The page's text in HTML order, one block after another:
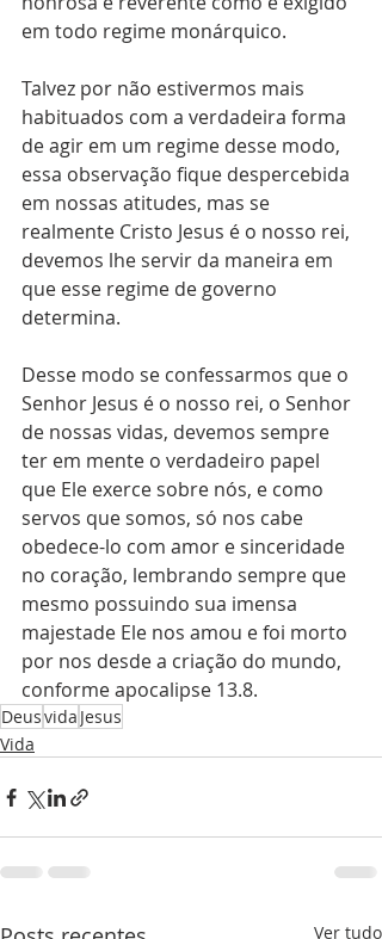
em todo regime monárquico.
Talvez por não estivermos mais
habituados com a verdadeira forma
de agir em um regime desse modo,
essa observação fique despercebida
em nossas atitudes, mas se
realmente Cristo Jesus é o nosso rei,
devemos lhe servir da maneira em
que esse regime de governo
determina.
Desse modo se confessarmos que o
Senhor Jesus é o nosso rei, o Senhor
de nossas vidas, devemos sempre
ter em mente o verdadeiro papel
que Ele exerce sobre nós, e como
servos que somos, só nos cabe
obedece-lo com amor e sinceridade
no coração, lembrando sempre que
mesmo possuindo sua imensa
majestade Ele nos amou e foi morto
por nos desde a criação do mundo,
conforme apocalipse 13.8.
Deusvida Jesus
Vida
Ver tudo